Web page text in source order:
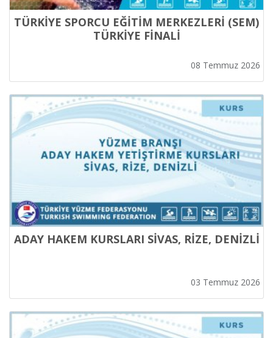
TÜRKİYE SPORCU EĞİTİM MERKEZLERİ (SEM)
TÜRKİYE FİNALİ
08 Temmuz 2026
ADAY HAKEM KURSLARI SİVAS, RİZE, DENİZLİ
03 Temmuz 2026